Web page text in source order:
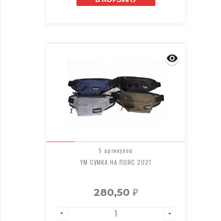
5 артикулов
YM СУМКА НА ПОЯС 2021
280,50 ₽